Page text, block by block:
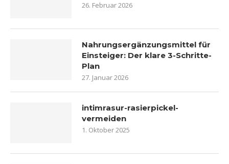
26. Februar 2026
Nahrungsergänzungsmittel für
Einsteiger: Der klare 3-Schritte-
Plan
27. Januar 2026
intimrasur-rasierpickel-
vermeiden
1. Oktober 2025